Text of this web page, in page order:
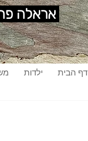
דף הבית ילדות